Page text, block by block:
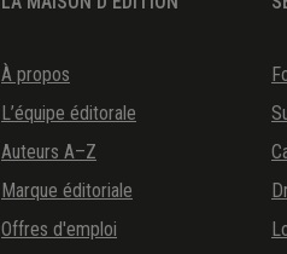
À propos
L’équipe éditorale
Auteurs A–Z
Marque éditoriale
Offres d'emploi